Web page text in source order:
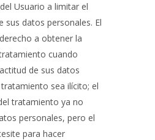
Usuario a limitar el
sus datos personales. El
a obtener la
cuando
de sus datos
sea ilícito; el
tratamiento ya no
personales, pero el
para hacer